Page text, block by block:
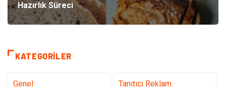
Hazırlık Süreci
KATEGORILER
Genel Tanıtıcı Reklam